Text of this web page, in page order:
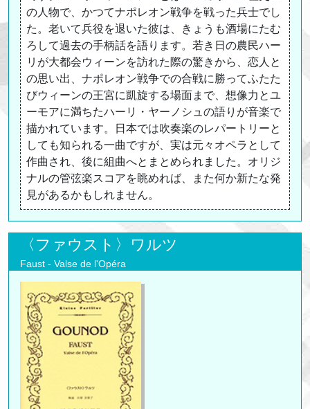
の人物で、かつてナポレオン戦争を戦った兵士でし
た。老いて兵役を退いた彼は、きょうも酒場にたむ
ろして過去の手柄話を語ります。若き日の農民ハー
リが大都会ウィーンを訪れた際の驚きから、恋人と
の思い出、ナポレオン戦争での合戦に勝ってふたた
びウィーンの王宮に凱旋する場面まで、想像力とユ
ーモアに満ちたハーリ・ヤーノシュの語りが音楽で
描かれています。日本では吹奏楽のレパートリーと
しても知られる一曲ですが、実は元々オペラとして
作曲され、後に組曲へとまとめられました。オリジ
ナルの管弦楽スコアを眺めれば、また何か新たな発
見があるかもしれません。
〈ファウスト〉ワルツ
Faust - Valse de l'Opéra